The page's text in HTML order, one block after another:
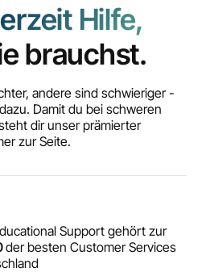
Hilfe,
brauchst.
andere sind schwieriger -
Damit du bei schweren
dir unser prämierter
zur Seite.
Support gehört zur
der besten Customer Services